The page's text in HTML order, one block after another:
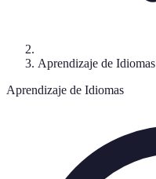
Aprendizaje de Idiomas
Aprendizaje de Idiomas